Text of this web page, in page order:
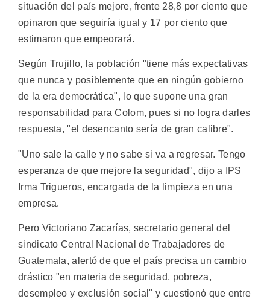
situación del país mejore, frente 28,8 por ciento que
opinaron que seguiría igual y 17 por ciento que
estimaron que empeorará.
Según Trujillo, la población "tiene más expectativas
que nunca y posiblemente que en ningún gobierno
de la era democrática", lo que supone una gran
responsabilidad para Colom, pues si no logra darles
respuesta, "el desencanto sería de gran calibre".
"Uno sale la calle y no sabe si va a regresar. Tengo
esperanza de que mejore la seguridad", dijo a IPS
Irma Trigueros, encargada de la limpieza en una
empresa.
Pero Victoriano Zacarías, secretario general del
sindicato Central Nacional de Trabajadores de
Guatemala, alertó de que el país precisa un cambio
drástico "en materia de seguridad, pobreza,
desempleo y exclusión social" y cuestionó que entre